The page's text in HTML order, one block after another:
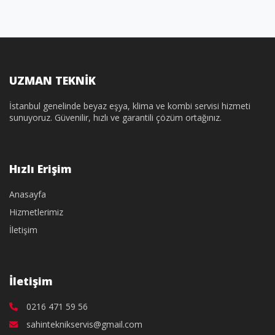
UZMAN TEKNİK
İstanbul genelinde beyaz eşya, klima ve kombi servisi hizmeti
sunuyoruz. Güvenilir, hızlı ve garantili çözüm ortağınız.
Hızlı Erişim
Anasayfa
Hizmetlerimiz
İletişim
İletişim
0216 471 59 56
sahinteknikservis@gmail.com